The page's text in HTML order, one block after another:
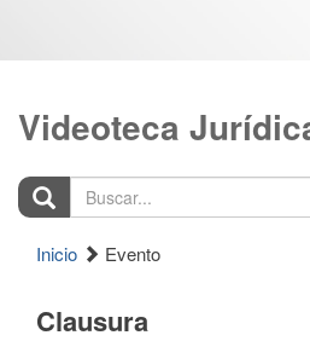
Videoteca
Buscar...
Inicio Evento
Clausura